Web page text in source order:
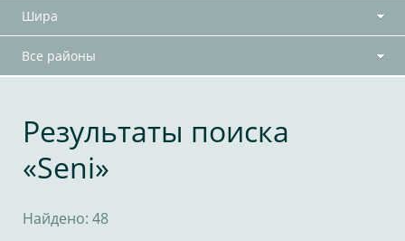
Шира
Все районы
Результаты поиска
«Seni»
Найдено: 48